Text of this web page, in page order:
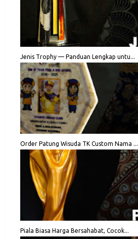
Jenis Trophy — Panduan Lengkap untu...
Order Patung Wisuda TK Custom Nama ...
Piala Biasa Harga Bersahabat, Cocok...